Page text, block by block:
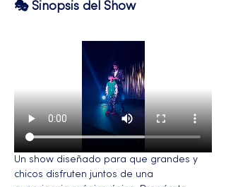
🎭 Sinopsis del Show
Un show diseñado para que grandes y
chicos disfruten juntos de una